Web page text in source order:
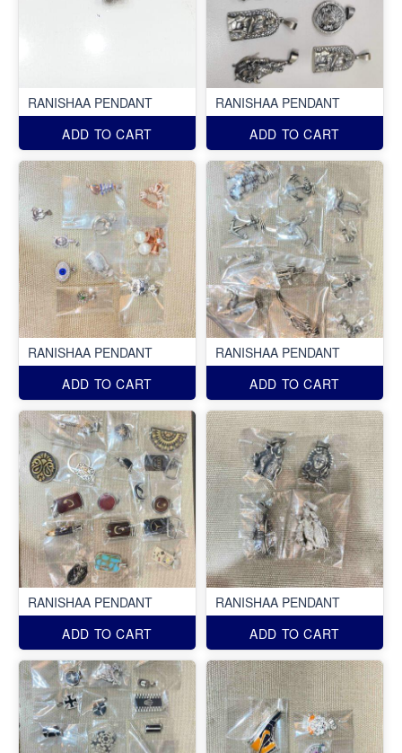
RANISHAA PENDANT
ADD TO CART
RANISHAA PENDANT
ADD TO CART
RANISHAA PENDANT
ADD TO CART
RANISHAA PENDANT
ADD TO CART
RANISHAA PENDANT
ADD TO CART
RANISHAA PENDANT
ADD TO CART